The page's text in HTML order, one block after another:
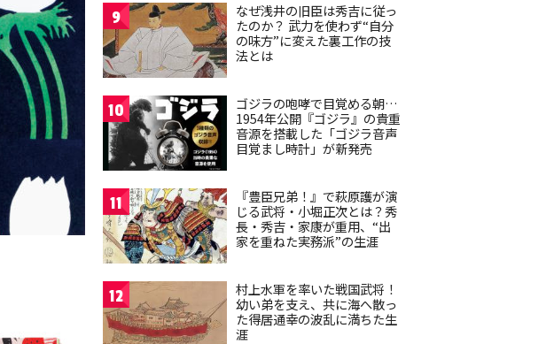
9
なぜ浅井の旧臣は秀吉に従っ
たのか？ 武力を使わず“自分
の味方”に変えた裏工作の技
法とは
10
ゴジラの咆哮で目覚める朝…
1954年公開『ゴジラ』の貴重
音源を搭載した「ゴジラ音声
目覚まし時計」が新発売
11
『豊臣兄弟！』で萩原護が演
じる武将・小堀正次とは？秀
長・秀吉・家康が重用、“出
家を重ねた実務派”の生涯
12
村上水軍を率いた戦国武将！
幼い弟を支え、共に海へ散っ
た得居通幸の波乱に満ちた生
涯